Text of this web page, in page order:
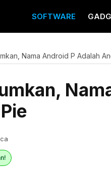
SOFTWARE
Nama Android P Adalah